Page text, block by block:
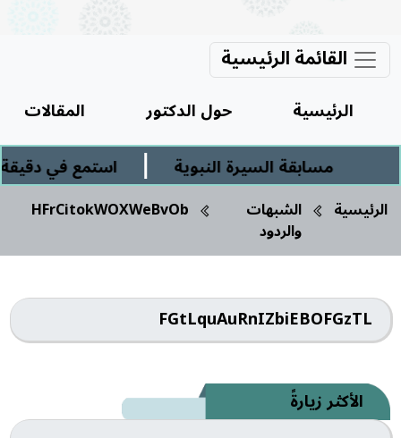
القائمة الرئيسية
الرئيسية حول الدكتور
المقالات
مسابقة السيرة النبوية
| استمع في
الرئيسية الشبهات
والردود
HFrCitokWOXWeBvOb
الأكثر زيارةً
FGtLquAuRnIZbiEBOFGzTL